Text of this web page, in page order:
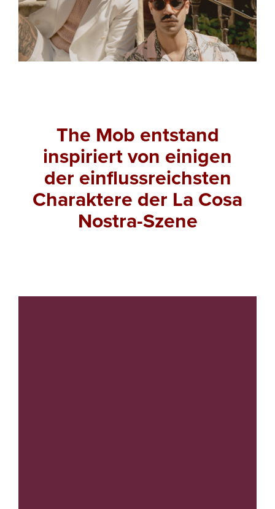
The Mob entstand
inspiriert von einigen
der einflussreichsten
Charaktere der La Cosa
Nostra-Szene